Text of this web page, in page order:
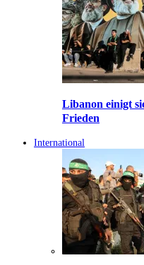
Libanon einigt
Frieden
International